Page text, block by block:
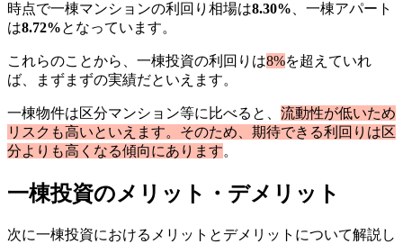
時点で一棟マンションの利回り相場は8.30% 、一棟アパート
は8.72%となっています。
これらのことから、一棟投資の利回りは8%を超えていれ
ば、まずまずの実績だといえます。
一棟物件は区分マンション等に比べると、 流動性が低いため
リスクも高いといえます。そのため、期待できる利回りは区
分よりも高くなる傾向にあります。
一棟投資のメリット・デメリット
次に一棟投資におけるメリットとデメリットについて解説し